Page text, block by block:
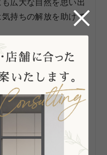
持ちの解放を助けて